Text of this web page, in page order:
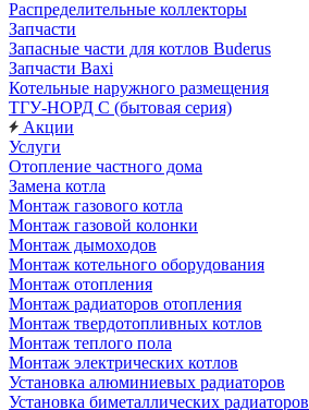
Распределительные коллекторы
Запчасти
Запасные части для котлов Buderus
Запчасти Baxi
Котельные наружного размещения
ТГУ-НОРД С (бытовая серия)
Акции
Услуги
Отопление частного дома
Замена котла
Монтаж газового котла
Монтаж газовой колонки
Монтаж дымоходов
Монтаж котельного оборудования
Монтаж отопления
Монтаж радиаторов отопления
Монтаж твердотопливных котлов
Монтаж теплого пола
Монтаж электрических котлов
Установка алюминиевых радиаторов
Установка биметаллических радиаторов